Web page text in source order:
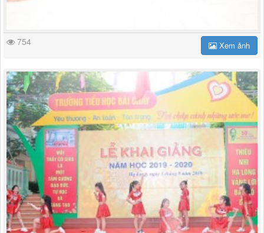
754 Xem ảnh